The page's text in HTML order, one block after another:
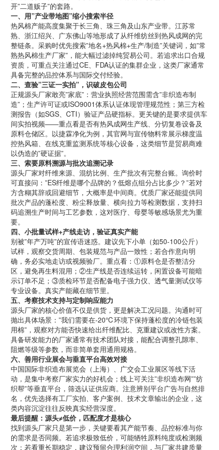
开”二道贩子”的套路。
一、用”产业带地图”缩小搜索半径
热风棉产能高度集聚于长三角、珠三角及山东产业带。江苏常
熟、浙江绍兴、广东佛山等地形成了从纤维纺丝到热风成网的完
整链条。采购时优先搜索”地名+热风棉+生产/制造”关键词，如”常
熟热风棉生产厂家”，能大幅过滤掉纯贸易公司。若追求出口合规
资质，可重点关注通过CE、FDA认证的集群企业，这类厂家通常
具备完整的品控体系与国际交付经验。
二、查验”三证一实拍”，识破皮包公司
正规源头厂家敢亮”家底”：营业执照经营范围需含”非织造布制
造”；生产许可证或ISO9001体系认证体现管理规范性；第三方检
测报告（如SGS、CTI）验证产品硬指标。更关键的是要求提供车
间实拍视频——重点看是否有热风成网生产线、分切复卷设备及
原料仓储区。以捷霖净化为例，其官网与宣传物料常展示梯度温
控热风箱、在线克重监测系统等核心设备，这类细节是贸易商难
以伪造的”硬证据”。
三、索要原料溯源与批次追溯记录
源头厂家对纤维来源、混纺比例、生产批次有完整台账。询价时
可直接问：”ES纤维是哪个品牌的？低熔点组分占比多少？”若对
方含糊其辞或回避细节，大概率是中间商。优质厂家还能提供同
批次产品的蓬松度、粉尘释放量、横向拉力等检测数据，支持扫
码追溯生产时间与工艺参数，这对医疗、母婴等敏感场景尤为重
要。
四、小批量试样+产线走访，验证真实产能
别被”年产万吨”的宣传语迷惑。建议先下小单（如50-100公斤）
试样，观察交货周期、包装规范与产品一致性；若合作意向明
确，务必实地走访或视频验厂。重点看：①原料仓是否整洁分
区，避免再生料混用；②生产线是否连续运转，闲置设备可能暗
示订单不足；③质检环节是否配备电子强力仪、透气量测试仪等
专业设备。真实产能藏在细节里。
五、考察技术支持与定制响应能力
源头厂家的核心价值不仅是供货，更是解决工况问题。沟通时可
抛出具体场景：”我们需要在-20℃环境下保持蓬松度的冷链包装
用棉”，观察对方能否快速给出纤维配比、克重建议或改性方案。
具备研发能力的厂家通常有技术团队对接，能配合调整孔隙率、
阻燃等级等参数，而非简单套用通用规格。
六、善用行业展会与垂直平台高效对接
中国国际非织造布展览会（上海）、广交会工业展区等线下活
动，是集中考察厂家实力的好机会；线上可关注”非织造布网””纺
织帮”等垂直平台，筛选认证供应商。注意辨别平台广告与自然排
名，优先选择有工厂实拍、客户案例、技术文章输出的企业，这
类内容沉淀往往反映真实经营深度。
最后提醒：源头≠低价，匹配度才是核心
找到源头厂家只是第一步，关键要看其产能节奏、品控标准与你
的需求是否同频。若追求极致低价，可能牺牲原料纯度或检测频
次；若看重长期稳定，建议预留合理利润空间，与厂家共建质量